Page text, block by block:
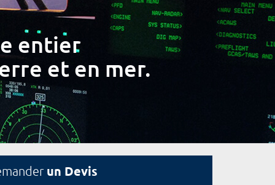
entier
et en mer.
un Devis